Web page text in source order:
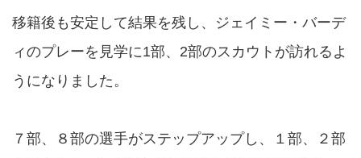
移籍後も安定して結果を残し、ジェイミー・バーデ
ィのプレーを見学に1部、2部のスカウトが訪れるよ
うになりました。
７部、８部の選手がステップアップし、１部、２部